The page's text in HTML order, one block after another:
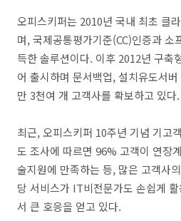
오피스키퍼는 2010년 국내 최초 클
며, 국제공통평가기준(CC)인증과소
득한 솔루션이다. 이후 2012년 구축
어 출시하며 문서백업,설치유도서버
만 3천여 개 고객사를 확보하고 있다.
최근,오피스키퍼 10주년 기념 기고
도 조사에 따르면 96% 고객이 연장
술지원에 만족하는 등, 많은 고객사의
당 서비스가 IT비전문가도 손쉽게
서 큰 호응을 얻고 있다.